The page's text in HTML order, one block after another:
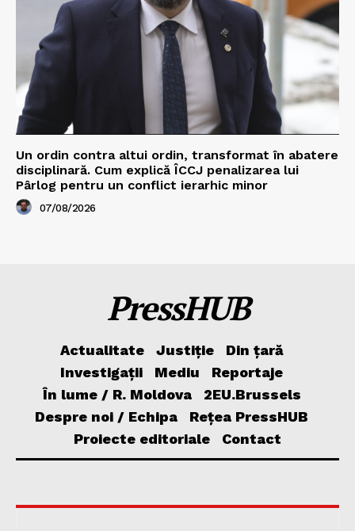
Un ordin contra altui ordin, transformat în abatere
disciplinară. Cum explică ÎCCJ penalizarea lui
Pârlog pentru un conflict ierarhic minor
07/08/2026
PressHUB
Actualitate Justiție
Din țară
Investigații
Mediu
Reportaje
În lume / R. Moldova
2EU.Brussels
Despre noi / Echipa
Rețea PressHUB
Proiecte editoriale
Contact